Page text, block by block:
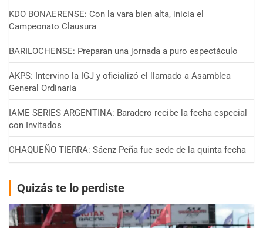
KDO BONAERENSE: Con la vara bien alta, inicia el
Campeonato Clausura
BARILOCHENSE: Preparan una jornada a puro espectáculo
AKPS: Intervino la IGJ y oficializó el llamado a Asamblea
General Ordinaria
IAME SERIES ARGENTINA: Baradero recibe la fecha especial
con Invitados
CHAQUEÑO TIERRA: Sáenz Peña fue sede de la quinta fecha
Quizás te lo perdiste